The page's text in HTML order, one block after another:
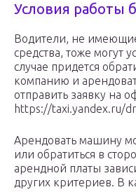
Условия работы
Водители, не
средства, тоже могут
случае придется
компанию и
отправить заявку на
https://taxi.yandex.ru/
Арендовать машину
или обратиться в
арендной платы
других критериев. В